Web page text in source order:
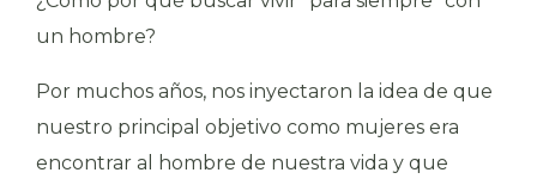
un hombre?
Por muchos años, nos inyectaron la idea de que
nuestro principal objetivo como mujeres era
encontrar al hombre de nuestra vida y que